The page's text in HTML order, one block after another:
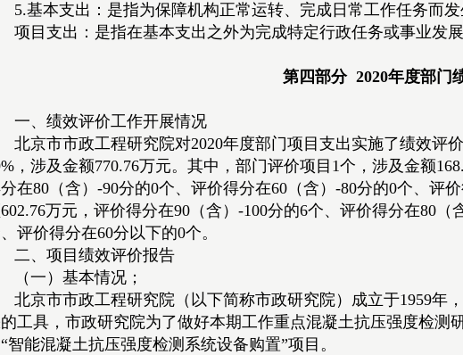
5.基本支出：是指为保障机构正常运转、完成日常工作任务而发
项目支出：是指在基本支出之外为完成特定行政任务或事业发
第四部分 2020年度部门
一、绩效评价工作开展情况
北京市市政工程研究院对2020年度部门项目支出实施了绩效评
，涉及金额770.76万元。其中，部门评价项目1个，涉及金额
在80（含）-90分的0个、评价得分在60（含）-80分的0个、评
万元，评价得分在90（含）-100分的6个、评价得分在80
评价得分在60分以下的0个。
二、项目绩效评价报告
（一）基本情况；
北京市市政工程研究院（以下简称市政研究院）成立于1959年
工具，市政研究院为了做好本期工作重点混凝土抗压强度检测
智能混凝土抗压强度检测系统设备购置”项目。